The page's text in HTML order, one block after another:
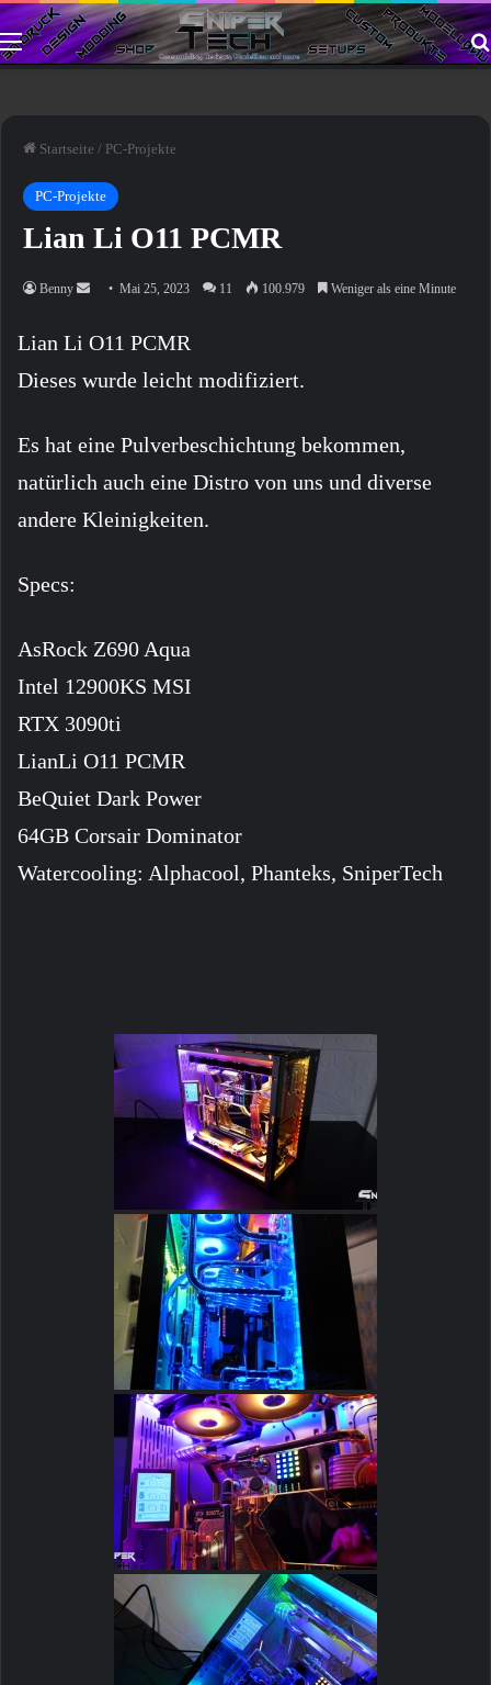
Menü
Startseite / PC-Projekte
PC-Projekte
Lian Li O11 PCMR
Benny
Sende
eine
Mai 25, 2023 11 100.979 Weniger als eine Minute
Lian Li O11 PCMR
Dieses wurde leicht modifiziert.
Es hat eine Pulverbeschichtung bekommen,
natürlich auch eine Distro von uns und diverse
andere Kleinigkeiten.
Specs:
AsRock Z690 Aqua
Intel 12900KS MSI
RTX 3090ti
LianLi O11 PCMR
BeQuiet Dark Power
64GB Corsair Dominator
Watercooling: Alphacool, Phanteks, SniperTech